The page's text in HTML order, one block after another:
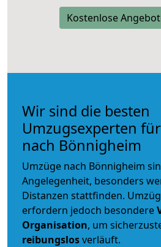
Kostenlose
Wir sind die besten
Umzugsexperten
nach Bönnigheim
Umzüge nach Bönnigheim
Angelegenheit, besonders
Distanzen stattfinden.
erfordern jedoch besondere
Organisation, um
reibungslosverläuft.